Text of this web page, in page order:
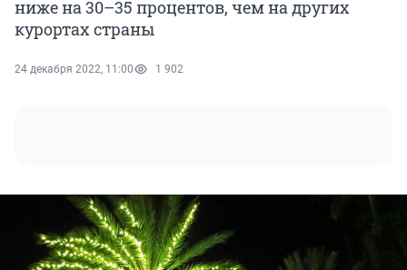
ниже на 30–35 процентов, чем на других
курортах страны
24 декабря 2022, 11:00 1 902